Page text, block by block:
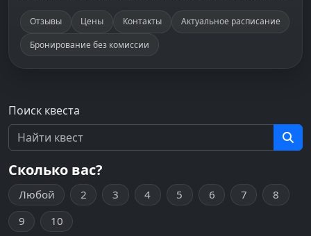
Отзывы Цены Контакты
Актуальное расписание
Бронирование без комиссии
Поиск квеста
Сколько вас?
Любой 2 3 4 5 6 7
8
9
10